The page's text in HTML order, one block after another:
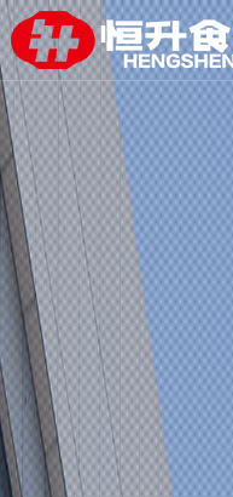
网站首页
关于恒升
创新发展
品牌产品
新闻资讯
联系我们